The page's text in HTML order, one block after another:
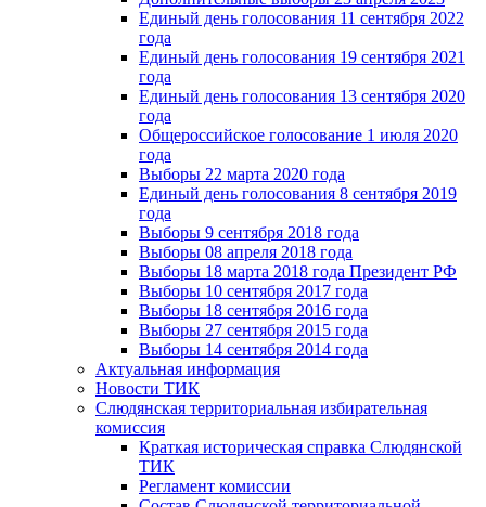
Единый день голосования 11 сентября 2022
года
Единый день голосования 19 сентября 2021
года
Единый день голосования 13 сентября 2020
года
Общероссийское голосование 1 июля 2020
года
Выборы 22 марта 2020 года
Единый день голосования 8 сентября 2019
года
Выборы 9 сентября 2018 года
Выборы 08 апреля 2018 года
Выборы 18 марта 2018 года Президент РФ
Выборы 10 сентября 2017 года
Выборы 18 сентября 2016 года
Выборы 27 сентября 2015 года
Выборы 14 сентября 2014 года
Актуальная информация
Новости ТИК
Слюдянская территориальная избирательная
комиссия
Краткая историческая справка Слюдянской
ТИК
Регламент комиссии